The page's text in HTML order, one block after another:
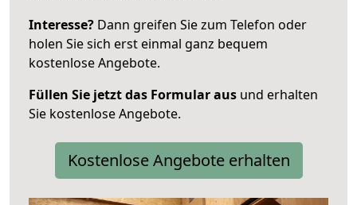
Interesse? Dann greifen Sie zum Telefon oder
holen Sie sich erst einmal ganz bequem
kostenlose Angebote.
Füllen Sie jetzt das Formular aus und erhalten
Sie kostenlose Angebote.
Kostenlose Angebote erhalten